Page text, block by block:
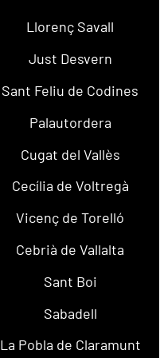
Llorenç Savall
Just Desvern
Sant Feliu de Codines
Palautordera
Cugat del Vallès
Cecília de Voltregà
Vicenç de Torelló
Cebrià de Vallalta
Sant Boi
Sabadell
La Pobla de Claramunt